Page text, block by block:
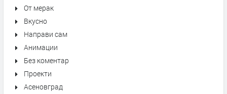
От мерак
Вкусно
Направи сам
Анимации
Без коментар
Проекти
Асеновград